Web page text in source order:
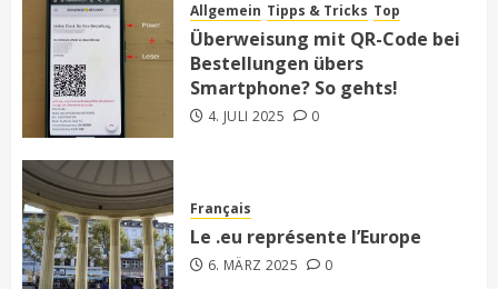
Allgemein Tipps & Tricks Top
Überweisung mit QR-Code bei
Bestellungen übers
Smartphone? So gehts!
4. JULI 2025 0
Français
Le .eu représente l’Europe
6. MÄRZ 2025 0